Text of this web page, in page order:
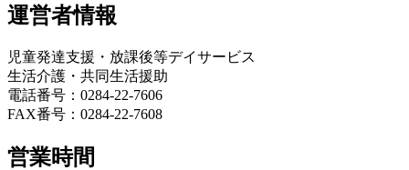
運営者情報
児童発達支援・放課後等デイサービス
生活介護・共同生活援助
電話番号：0284-22-7606
FAX番号：0284-22-7608
営業時間